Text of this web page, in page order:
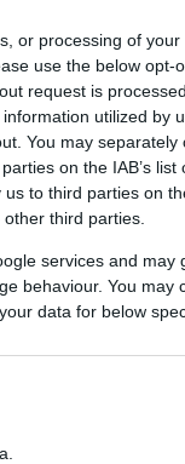
or processing of
use the below opt-
request is
utilized by
You may separately
on the IAB’s list
to third parties on
third parties.
services and may
behaviour. You may
data for below